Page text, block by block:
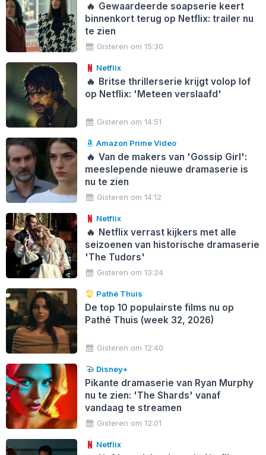
🔥 Gewaardeerde soapserie keert
binnenkort terug op Netflix: trailer nu
te zien
Gisteren om 15:30
Netflix
🔥 Britse thrillerserie krijgt volop lof
op Netflix: 'Meteen verslaafd'
Gisteren om 14:51
Amazon Prime Video
🔥 Van de makers van 'Gossip Girl':
meeslepende nieuwe dramaserie is
nu te zien
Gisteren om 14:12
Netflix
🔥 Netflix verrast kijkers met alle
seizoenen van historische dramaserie
'The Tudors'
Gisteren om 13:24
Pathé Thuis
De top 10 populairste films nu op
Pathé Thuis (week 32, 2026)
Gisteren om 12:40
Disney+
Pikante dramaserie van Ryan Murphy
nu te zien: 'The Shards' vanaf
vandaag te streamen
Gisteren om 12:01
Netflix